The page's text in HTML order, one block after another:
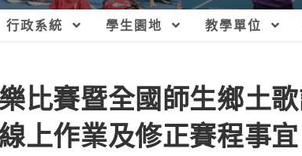
行政系統 學生園地 教學單位
比賽暨全國師生鄉土
上作業及修正賽程事宜